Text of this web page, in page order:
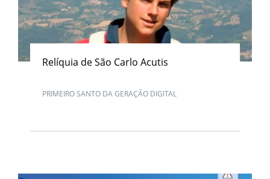
Relíquia de São Carlo Acutis
PRIMEIRO SANTO DA GERAÇÃO DIGITAL